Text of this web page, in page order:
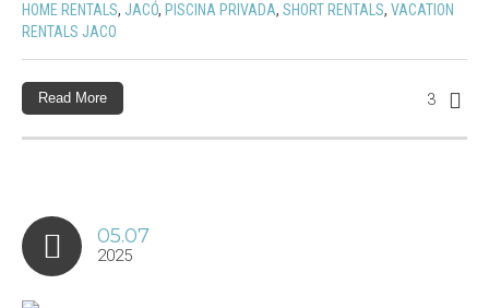
HOME RENTALS, JACÓ, PISCINA PRIVADA, SHORT RENTALS, VACATION
RENTALS JACO
3
Read More
05.07
2025